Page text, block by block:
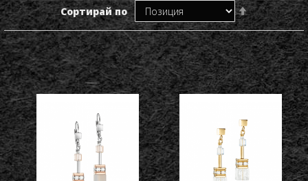
Сортирай по
Настрой
низходяща
посока